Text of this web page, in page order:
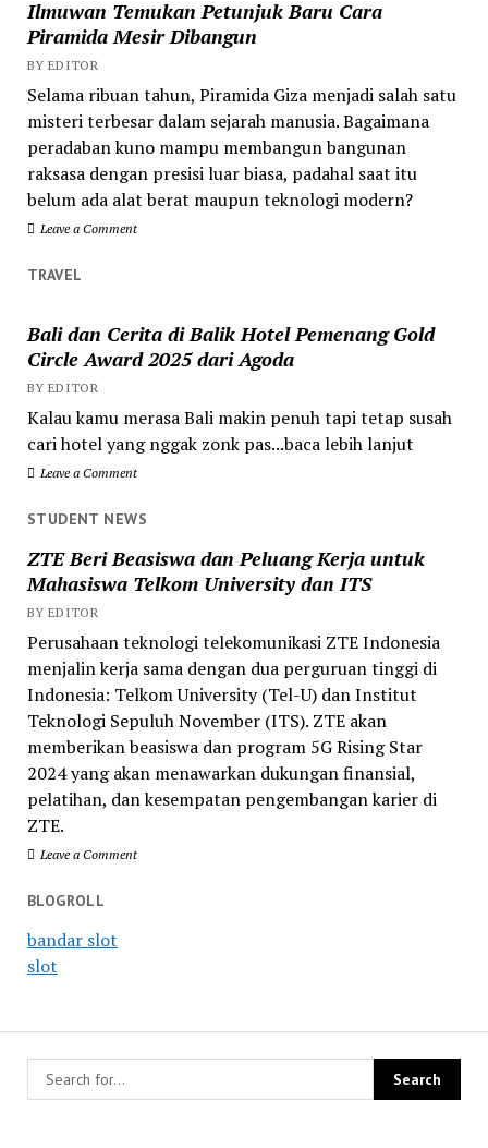
Ilmuwan Temukan Petunjuk Baru Cara
Piramida Mesir Dibangun
BY EDITOR
Selama ribuan tahun, Piramida Giza menjadi salah satu
misteri terbesar dalam sejarah manusia. Bagaimana
peradaban kuno mampu membangun bangunan
raksasa dengan presisi luar biasa, padahal saat itu
belum ada alat berat maupun teknologi modern?
Leave a Comment
TRAVEL
Bali dan Cerita di Balik Hotel Pemenang Gold
Circle Award 2025 dari Agoda
BY EDITOR
Kalau kamu merasa Bali makin penuh tapi tetap susah
cari hotel yang nggak zonk pas...baca lebih lanjut
Leave a Comment
STUDENT NEWS
ZTE Beri Beasiswa dan Peluang Kerja untuk
Mahasiswa Telkom University dan ITS
BY EDITOR
Perusahaan teknologi telekomunikasi ZTE Indonesia
menjalin kerja sama dengan dua perguruan tinggi di
Indonesia: Telkom University (Tel-U) dan Institut
Teknologi Sepuluh November (ITS). ZTE akan
memberikan beasiswa dan program 5G Rising Star
2024 yang akan menawarkan dukungan finansial,
pelatihan, dan kesempatan pengembangan karier di
ZTE.
Leave a Comment
BLOGROLL
bandar slot
slot